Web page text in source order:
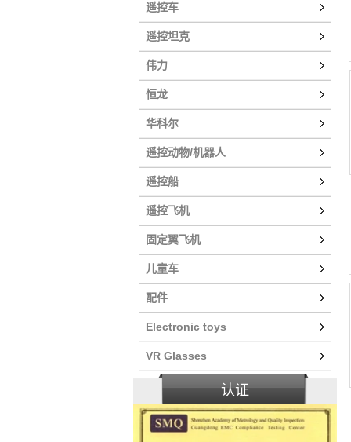
遥控车
遥控坦克
伟力
恒龙
华科尔
遥控动物/机器人
遥控船
遥控飞机
固定翼飞机
儿童车
配件
Electronic toys
VR Glasses
认证